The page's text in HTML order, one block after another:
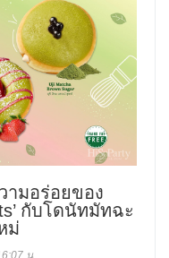
ามอร่อยของ
กับโดนัทมัทฉะ
ม่